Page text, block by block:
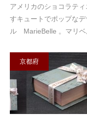
アメリカのショコラテ
すキュートでポップな
ル MarieBelle 。マリベ
京都府